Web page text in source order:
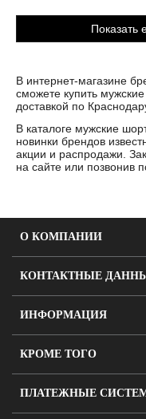
Показать
В интернет-магазине
сможете купить
доставкой по
В каталоге мужские
новинки брендов
акции и распродажи.
на сайте или позвонив
О КОМПАНИИ
КОНТАКТНЫЕ
ИНФОРМАЦИЯ
КРОМЕ ТОГО
ПЛАТЕЖНЫЕ